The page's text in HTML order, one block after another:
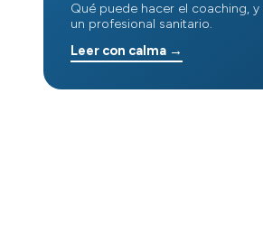
Qué puede hacer el coaching,
un profesional sanitario.
Leer con calma →